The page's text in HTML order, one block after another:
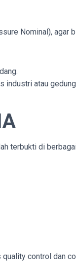
Nominal), agar
industri atau gedung
terbukti di
control dan